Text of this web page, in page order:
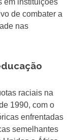
em instituições
de combater a
nas
raciais na
1990, com o
enfrentadas
semelhantes